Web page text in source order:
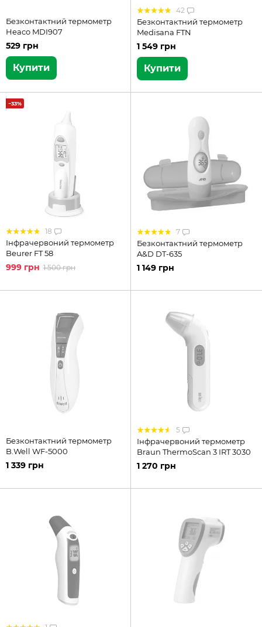
Безконтактний термометр
Heaco MDI907
529 грн
Купити
42
Безконтактний термометр
Medisana FTN
1 549 грн
Купити
−33%
18
Інфрачервоний термометр
Beurer FT 58
999 грн 1 500 грн
7
Безконтактний термометр
A&D DT-635
1 149 грн
Безконтактний термометр
B.Well WF-5000
1 339 грн
5
Інфрачервоний термометр
Braun ThermoScan 3 IRT 3030
1 270 грн